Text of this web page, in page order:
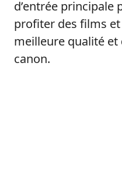
d’entrée
profiter des films
meilleure qualité et
canon.